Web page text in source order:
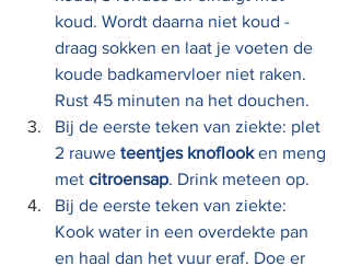
koud. Wordt daarna niet koud -
draag sokken en laat je voeten de
koude badkamervloer niet raken.
Rust 45 minuten na het douchen.
Bij de eerste teken van ziekte: plet
2 rauwe teentjes knoflook en meng
met citroensap. Drink meteen op.
Bij de eerste teken van ziekte:
Kook water in een overdekte pan
en haal dan het vuur eraf. Doe er